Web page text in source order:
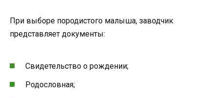
При выборе породистого малыша, заводчик
представляет документы:
Свидетельство о рождении;
Родословная;